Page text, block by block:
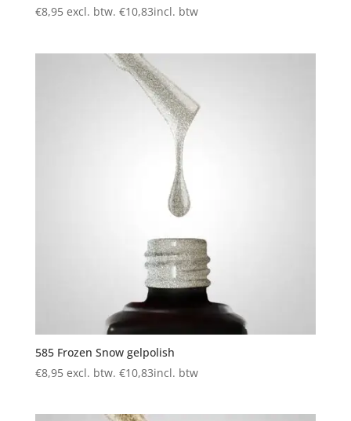
€8,95 excl. btw. €10,83incl. btw
585 Frozen Snow gelpolish
€8,95 excl. btw. €10,83incl. btw